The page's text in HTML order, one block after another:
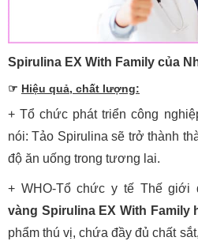
Spirulina EX With Family của
☞ Hiệu quả, chất lượng:
+ Tổ chức phát triển công
nói: Tảo Spirulina sẽ trở thành
độ ăn uống trong tương lai.
+ WHO-Tổ chức y tế Thế giới
vàng Spirulina EX With Family
phẩm thú vị, chứa đầy đủ chất